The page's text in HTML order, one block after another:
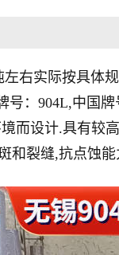
右实际按具
号：904L,中国
而设计.具有较
和裂缝,抗点蚀